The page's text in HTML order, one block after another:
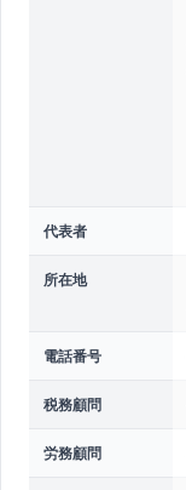
代表者
所在地
電話番号
税務顧問
労務顧問